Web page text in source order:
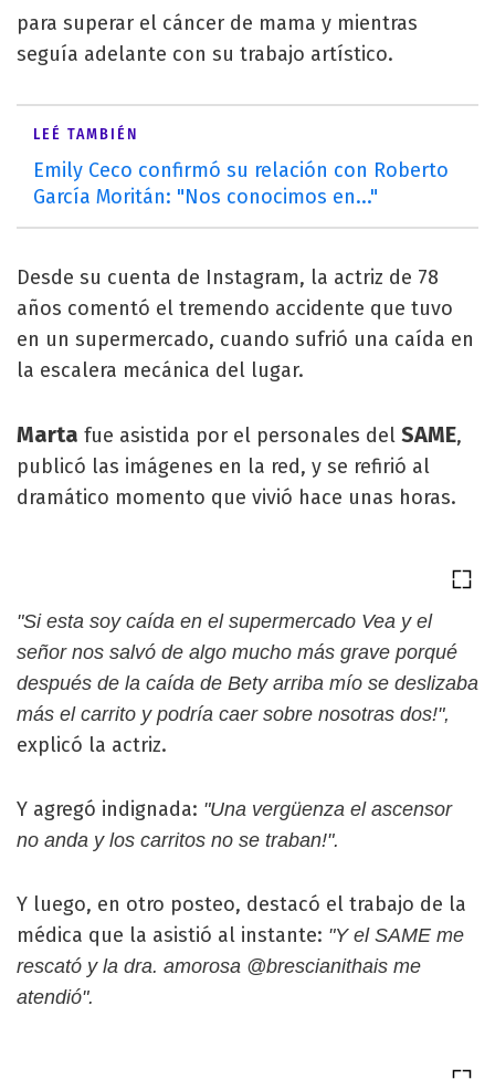
para superar el cáncer de mama y mientras
seguía adelante con su trabajo artístico.
LEÉ TAMBIÉN
Emily Ceco confirmó su relación con Roberto
García Moritán: "Nos conocimos en..."
Desde su cuenta de Instagram, la actriz de 78
años comentó el tremendo accidente que tuvo
en un supermercado, cuando sufrió una caída en
la escalera mecánica del lugar.
Marta fue asistida por el personales del SAME,
publicó las imágenes en la red, y se refirió al
dramático momento que vivió hace unas horas.
"Si esta soy caída en el supermercado Vea y el
señor nos salvó de algo mucho más grave porqué
después de la caída de Bety arriba mío se deslizaba
más el carrito y podría caer sobre nosotras dos!",
explicó la actriz.
Y agregó indignada: "Una vergüenza el ascensor
no anda y los carritos no se traban!".
Y luego, en otro posteo, destacó el trabajo de la
médica que la asistió al instante: "Y el SAME me
rescató y la dra. amorosa @brescianithais me
atendió".